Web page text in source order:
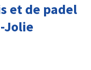
et de padel
Jolie